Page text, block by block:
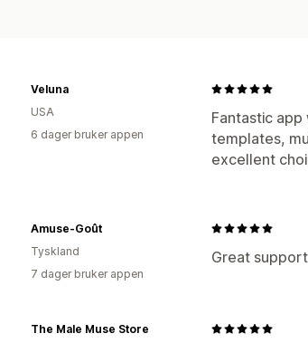
Fantastic
templates,
excellent
Veluna
USA
6 dager bruker appen
Great
Amuse-Goût
Tyskland
7 dager bruker appen
The Male Muse Store